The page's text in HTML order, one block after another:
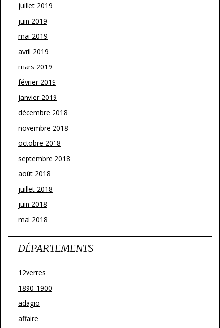
juillet 2019
juin 2019
mai 2019
avril 2019
mars 2019
février 2019
janvier 2019
décembre 2018
novembre 2018
octobre 2018
septembre 2018
août 2018
juillet 2018
juin 2018
mai 2018
DÉPARTEMENTS
12verres
1890-1900
adagio
affaire